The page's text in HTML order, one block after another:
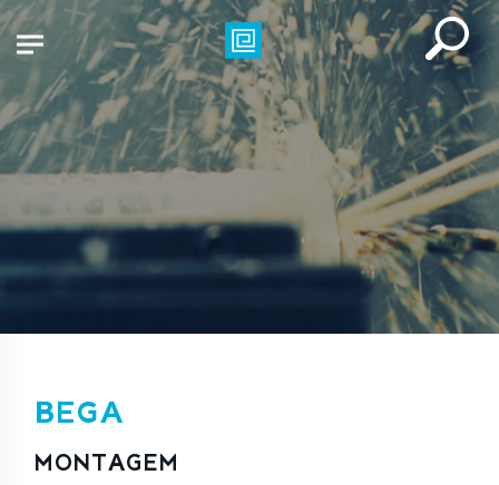
BEGA
MONTAGEM